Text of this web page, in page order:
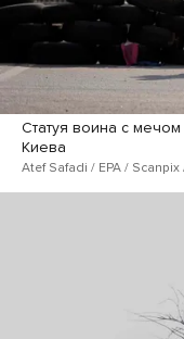
Статуя воина с
Киева
Atef Safadi / EPA / Scanpix